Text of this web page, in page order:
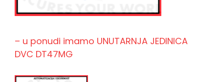
– u ponudi imamo UNUTARNJA JEDINICA
DVC DT47MG